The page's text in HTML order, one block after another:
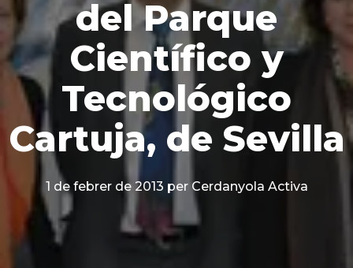
del Parque
Científico y
Tecnológico
Cartuja, de Sevilla
1 de febrer de 2013 per Cerdanyola Activa